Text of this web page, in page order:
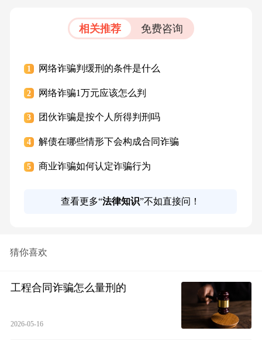
相关推荐 免费咨询
1 网络诈骗判缓刑的条件是什么
2 网络诈骗1万元应该怎么判
3 团伙诈骗是按个人所得判刑吗
4 解债在哪些情形下会构成合同诈骗
5 商业诈骗如何认定诈骗行为
查看更多“法律知识”不如直接问！
猜你喜欢
工程合同诈骗怎么量刑的
2026-05-16